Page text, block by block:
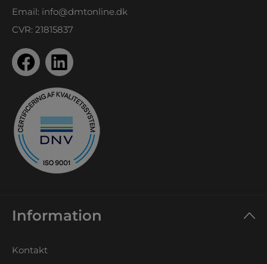
Email: info@dmtonline.dk
CVR: 21815837
Information
Kontakt